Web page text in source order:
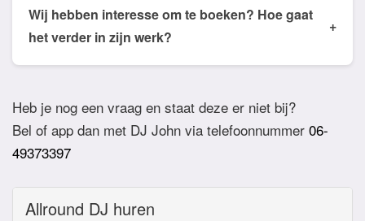
de email of app welke nummers of stijlen jullie niet
willen horen. De DJ houdt daar dan rekening mee.
Wij hebben interesse om te boeken? Hoe gaat
het verder in zijn werk?
+
zodat het feest definitief geboekt is. Wij vragen
overigens geen aanbetaling. Tegen die dat het
feest eraan komt zullen we nog even contact
hebben betreft de muziekwensen en de planning
van de avond. Daarnaast zijn wij altijd bereikbaar
zowel telefonisch, via e-mail of de app.
Heb je nog een vraag en staat deze er niet bij?
Bel of app dan met DJ John via telefoonnummer 06-
49373397
Allround DJ huren